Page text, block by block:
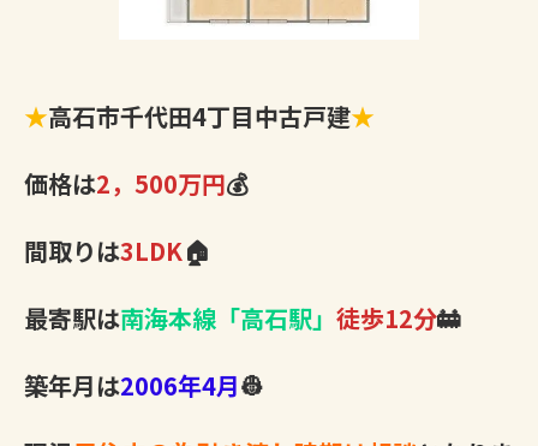
★高石市千代田4丁目中古戸建★
価格は2，500万円💰
間取りは3LDK🏠
最寄駅は南海本線「高石駅」 徒歩12分🚋
築年月は2006年4月👷